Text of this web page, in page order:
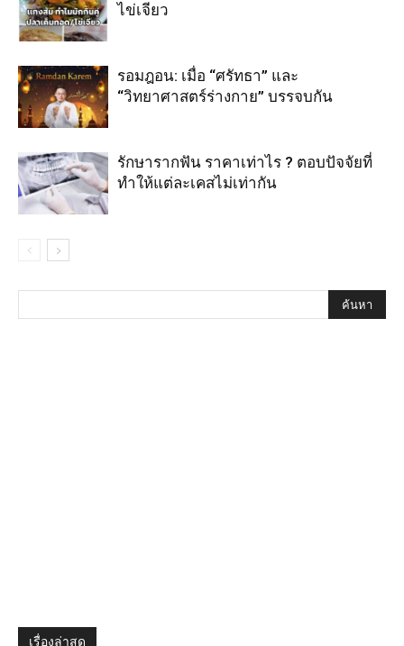
ไข่เจียว
รอมฎอน: เมื่อ “ศรัทธา” และ
“วิทยาศาสตร์ร่างกาย” บรรจบกัน
รักษารากฟัน ราคาเท่าไร ? ตอบปัจจัยที่
ทำให้แต่ละเคสไม่เท่ากัน
เรื่องล่าสุด